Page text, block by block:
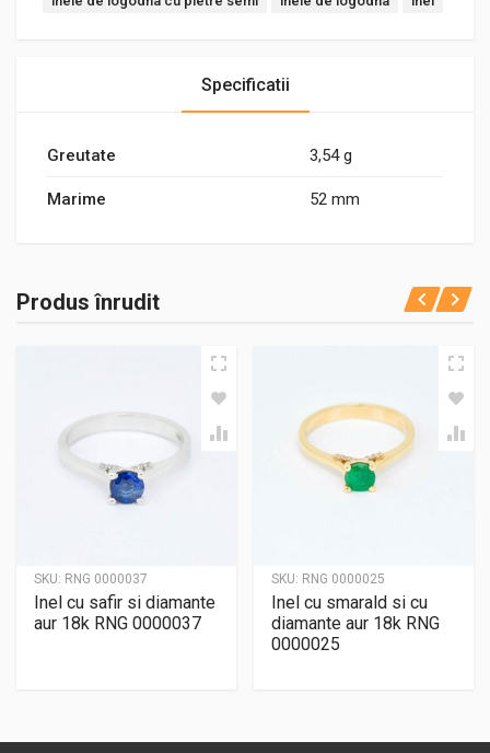
Specificatii
Greutate 3,54 g
Marime 52 mm
Produs înrudit
SKU: RNG 0000037
Inel cu safir si diamante
aur 18k RNG 0000037
SKU: RNG 0000025
Inel cu smarald si cu
diamante aur 18k RNG
0000025